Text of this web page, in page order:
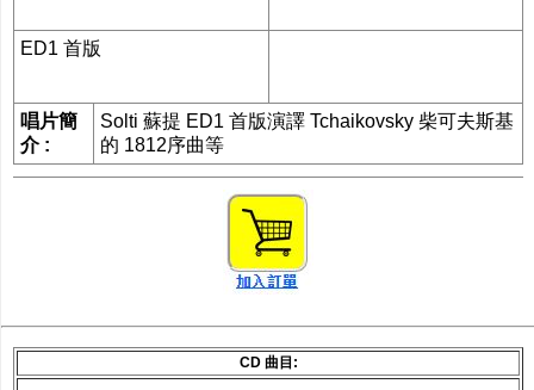
ED1 首版
唱片簡
介 :
Solti 蘇提 ED1 首版演譯 Tchaikovsky 柴可夫斯基
的 1812序曲等
CD 曲目: